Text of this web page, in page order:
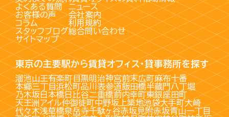
よくある質問
お客様の声
コラム
スタッフブログ
サイトマップ
ニュース
会社案内
利用規約
総合問い合わせ
東京の主要駅から賃貸オフィス・貸事務所を探す
溜池山王有楽町目黒明治神宮前末広町麻布十番
本郷三丁目浜松町品川 表参道飯田橋半蔵門八丁堀
乃木坂日本橋日比谷二重橋前内幸町東銀座田町
天王洲アイル仲御徒町中野坂上築地池袋大手町大崎
代々木浅草橋泉岳寺千駄ヶ谷赤坂見附赤坂青山一丁目